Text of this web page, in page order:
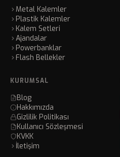
Metal Kalemler
Plastik Kalemler
Kalem Setleri
Ajandalar
Powerbanklar
Flash Bellekler
KURUMSAL
Blog
Hakkımızda
Gizlilik Politikası
Kullanıcı Sözleşmesi
KVKK
İletişim